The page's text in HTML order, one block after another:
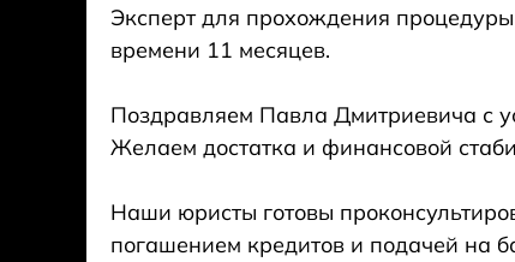
Эксперт для прохождения
времени 11 месяцев.
Поздравляем Павла Дмитриевича с
Желаем достатка и финансовой
Наши юристы готовы
погашением кредитов и подачей на